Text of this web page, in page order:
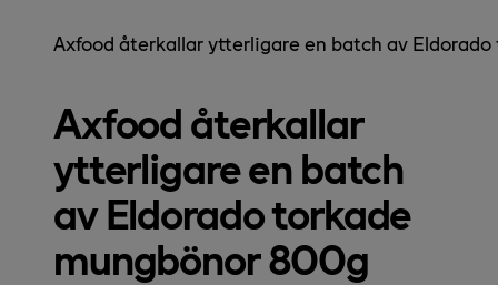
Axfood återkallar ytterligare en batch av
Axfood återkallar
ytterligare en batch
av Eldorado torkade
mungbönor 800g